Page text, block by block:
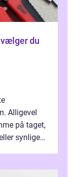
Alligevel
på taget,
synlige